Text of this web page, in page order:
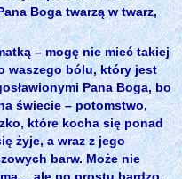
Boga twarzą w twarz,
– mogę nie mieć takiej
waszego bólu, który jest
Pana Boga, bo
świecie – potomstwo,
które kocha się ponad
żyje, a wraz z jego
barw. Może nie
ale po prostu bardzo,